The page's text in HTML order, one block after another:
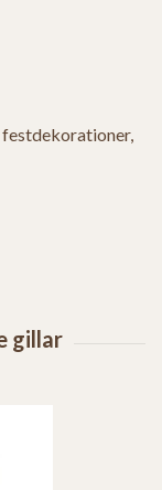
festdekorationer,